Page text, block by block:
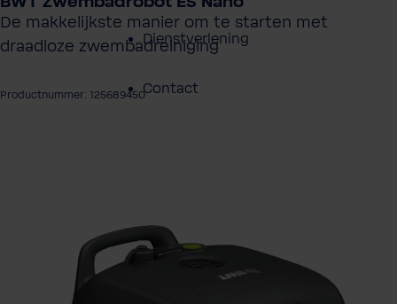
Dienstverlening
Contact
De makkelijkste manier om te starten met
draadloze zwembadreiniging
Productnummer: 125689450